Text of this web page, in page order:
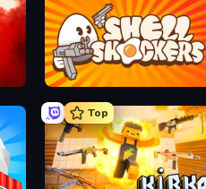
Shell Shockers
Top